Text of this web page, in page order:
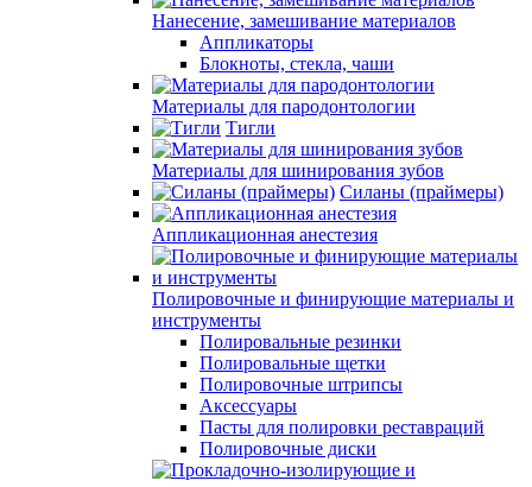
Нанесение, замешивание материалов
Аппликаторы
Блокноты, стекла, чаши
Материалы для пародонтологии
Тигли
Материалы для шинирования зубов
Силаны (праймеры)
Аппликационная анестезия
Полировочные и финирующие материалы и
инструменты
Полировальные резинки
Полировальные щетки
Полировочные штрипсы
Аксессуары
Пасты для полировки реставраций
Полировочные диски